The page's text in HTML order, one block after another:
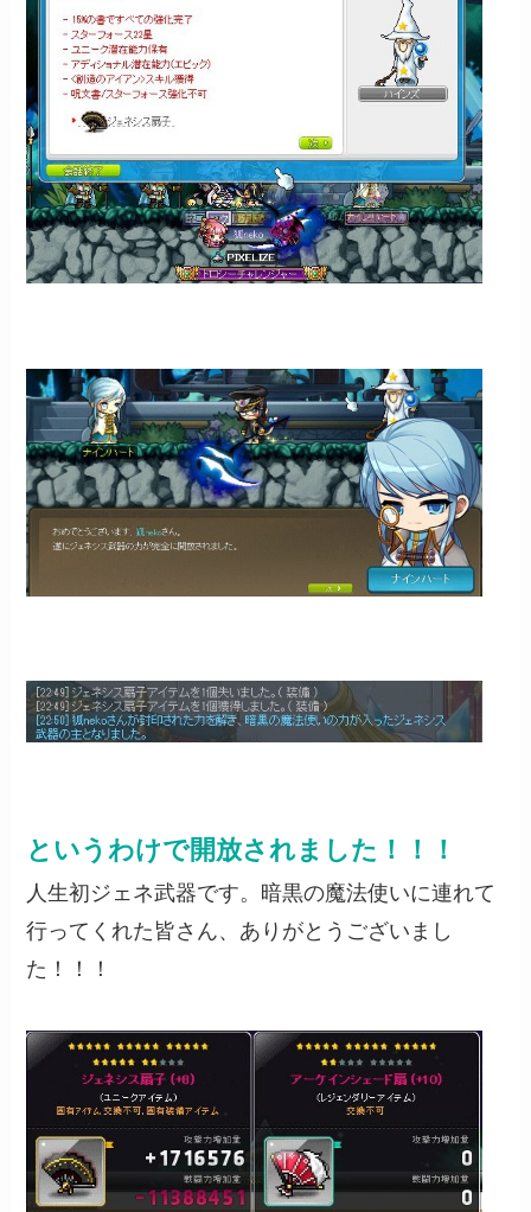
というわけで開放されました！！！
人生初ジェネ武器です。暗黒の魔法使いに連れて
行ってくれた皆さん、ありがとうございまし
た！！！